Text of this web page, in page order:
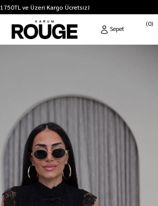
1750TL ve Üzeri Kargo Ücretsiz!
0